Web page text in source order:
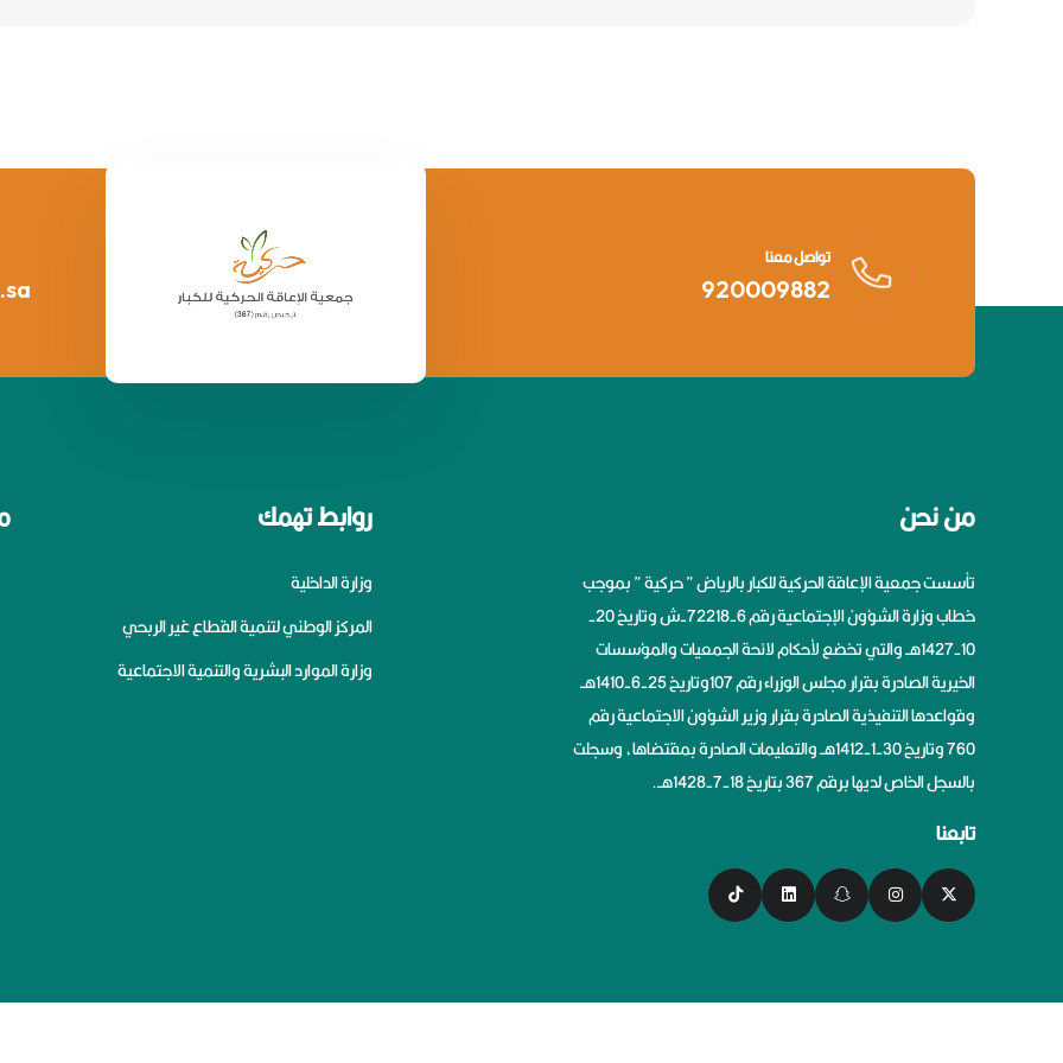
تواصل معنا
920009882
من نحن
تأسست جمعية الإعاقة الحركية للكبار بالرياض ” حركية ” بموجب
خطاب وزارة الشؤون الإجتماعية رقم 6-72218-ش وتاريخ 20-
10-1427هــ والتي تخضع لأحكام لائحة الجمعيات والمؤسسات
الخيرية الصادرة بقرار مجلس الوزراء رقم 107وتاريخ 25-6-1410هــ
وقواعدها التنفيذية الصادرة بقرار وزير الشؤون الاجتماعية رقم
760 وتاريخ 30-1-1412هــ والتعليمات الصادرة بمقتضاها، وسجلت
بالسجل الخاص لديها برقم 367 بتاريخ 18-7-1428هــ.
تابعنا
روابط تهمك
وزارة الداخلية
المركز الوطني لتنمية القطاع غير الربحي
وزارة الموارد البشرية والتنمية الاجتماعية